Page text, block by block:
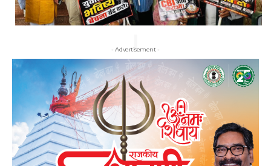
- Advertisement -